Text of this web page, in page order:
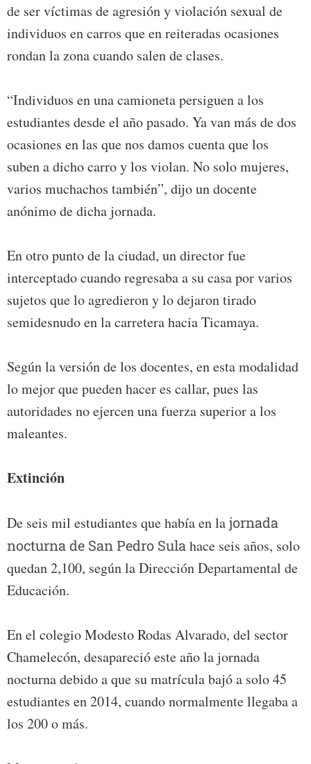
de ser víctimas de agresión y violación sexual de
individuos en carros que en reiteradas ocasiones
rondan la zona cuando salen de clases.
“Individuos en una camioneta persiguen a los
estudiantes desde el año pasado. Ya van más de dos
ocasiones en las que nos damos cuenta que los
suben a dicho carro y los violan. No solo mujeres,
varios muchachos también”, dijo un docente
anónimo de dicha jornada.
En otro punto de la ciudad, un director fue
interceptado cuando regresaba a su casa por varios
sujetos que lo agredieron y lo dejaron tirado
semidesnudo en la carretera hacia Ticamaya.
Según la versión de los docentes, en esta modalidad
lo mejor que pueden hacer es callar, pues las
autoridades no ejercen una fuerza superior a los
maleantes.
Extinción
De seis mil estudiantes que había en lajornada
nocturna de San Pedro Sula hace seis años, solo
quedan 2,100, según la Dirección Departamental de
Educación.
En el colegio Modesto Rodas Alvarado, del sector
Chamelecón, desapareció este año la jornada
nocturna debido a que su matrícula bajó a solo 45
estudiantes en 2014, cuando normalmente llegaba a
los 200 o más.